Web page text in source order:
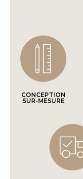
CONCEPTION
SUR-MESURE